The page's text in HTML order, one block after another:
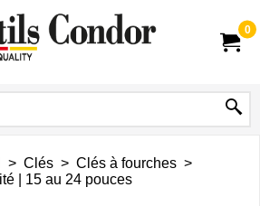
0
> Clés > Clés à fourches >
| 15 au 24 pouces